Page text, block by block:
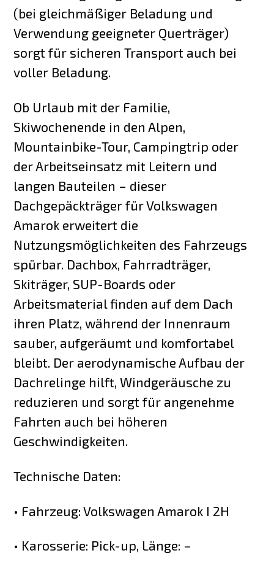
(bei gleichmäßiger Beladung und
Verwendung geeigneter Querträger)
sorgt für sicheren Transport auch bei
voller Beladung.
Ob Urlaub mit der Familie,
Skiwochenende in den Alpen,
Mountainbike-Tour, Campingtrip oder
der Arbeitseinsatz mit Leitern und
langen Bauteilen – dieser
Dachgepäckträger für Volkswagen
Amarok erweitert die
Nutzungsmöglichkeiten des Fahrzeugs
spürbar. Dachbox, Fahrradträger,
Skiträger, SUP-Boards oder
Arbeitsmaterial finden auf dem Dach
ihren Platz, während der Innenraum
sauber, aufgeräumt und komfortabel
bleibt. Der aerodynamische Aufbau der
Dachrelinge hilft, Windgeräusche zu
reduzieren und sorgt für angenehme
Fahrten auch bei höheren
Geschwindigkeiten.
Technische Daten:
• Fahrzeug: Volkswagen Amarok I 2H
• Karosserie: Pick-up, Länge: –